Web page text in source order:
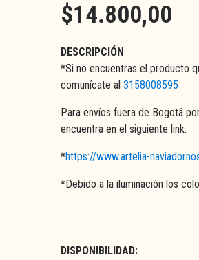
$14.800,00
DESCRIPCIÓN
*Si no encuentras el producto
comunícate al 3158008595
Para envíos fuera de Bogotá
encuentra en el siguiente link:
*https://www.artelia-
*Debido a la iluminación los
DISPONIBILIDAD: